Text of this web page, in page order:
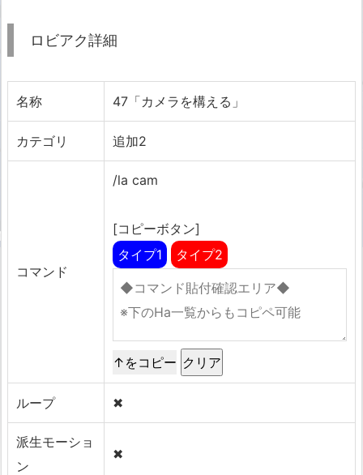
ロビアク詳細
名称 47「カメラを構える」
カテゴリ 追加2
コマンド
/la cam
[コピーボタン]
タイプ1
タイプ2
↑をコピー
ループ ✖
派生モーショ
ン
✖